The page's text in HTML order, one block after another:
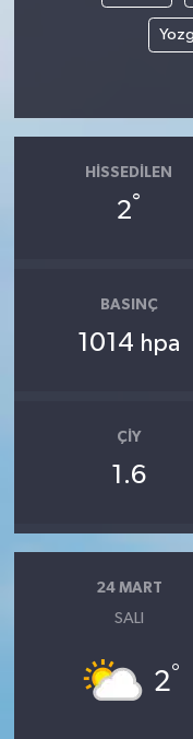
HISSEDILEN
2°
BASINÇ
1014 hpa
ÇIY
1.6
24 MART
SALI
2°